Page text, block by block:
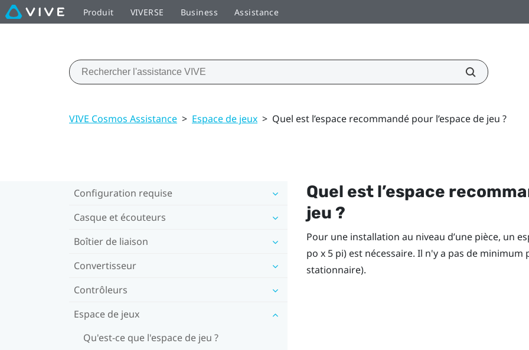
Produit VIVERSE Business Assistance
VIVE Cosmos Assistance > Espace de jeux > Quel est l’espace recommandé pour l’espace de jeu ?
Configuration requise
Casque et écouteurs
Boîtier de liaison
Convertisseur
Contrôleurs
Espace de jeux
Qu'est-ce que l'espace de jeu ?
Quel est l’espace
jeu ?
Pour une installation au niveau d’une pièce, un
po x 5 pi) est nécessaire. Il n'y a pas de
stationnaire).